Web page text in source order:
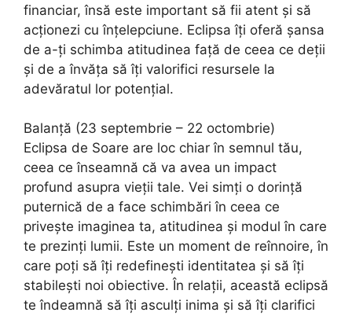
financiar, însă este important să fii atent și să
acționezi cu înțelepciune. Eclipsa îți oferă șansa
de a-ți schimba atitudinea față de ceea ce deții
și de a învăța să îți valorifici resursele la
adevăratul lor potențial.
Balanță (23 septembrie – 22 octombrie)
Eclipsa de Soare are loc chiar în semnul tău,
ceea ce înseamnă că va avea un impact
profund asupra vieții tale. Vei simți o dorință
puternică de a face schimbări în ceea ce
privește imaginea ta, atitudinea și modul în care
te prezinți lumii. Este un moment de reînnoire, în
care poți să îți redefinești identitatea și să îți
stabilești noi obiective. În relații, această eclipsă
te îndeamnă să îți asculți inima și să îți clarifici